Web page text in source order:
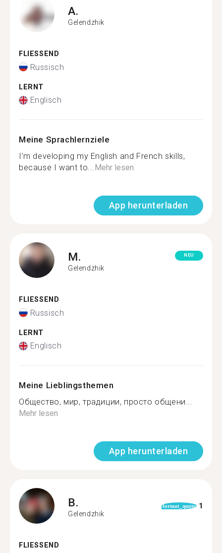
A.
Gelendzhik
FLIESSEND
Russisch
LERNT
Englisch
Meine Sprachlernziele
I’m developing my English and French skills,
because I want to...Mehr lesen
App herunterladen
M.
Gelendzhik
NEU
FLIESSEND
Russisch
LERNT
Englisch
Meine Lieblingsthemen
Общество, мир, традиции, просто общени...
Mehr lesen
App herunterladen
B.
Gelendzhik
format_quote 1
FLIESSEND